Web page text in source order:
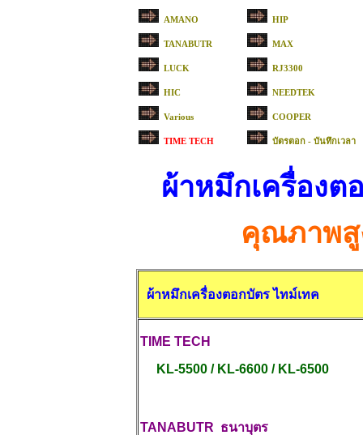
AMANO HIP
TANABUTR MAX
LUCK RJ3300
HIC NEEDTEK
Various COOPER
TIME TECH บัตรตอก - บันทึกเวลา
ผ้าหมึกเครื่อง
คุณภาพสู
ผ้าหมึกเครื่องตอกบัตร ไทม์เทค
TIME TECH
KL-5500 / KL-6600 / KL-6500
TANABUTR ธนาบุตร